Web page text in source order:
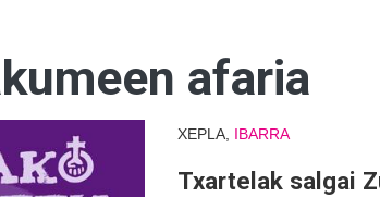
afaria
XEPLA, IBARRA
Txartelak salgai